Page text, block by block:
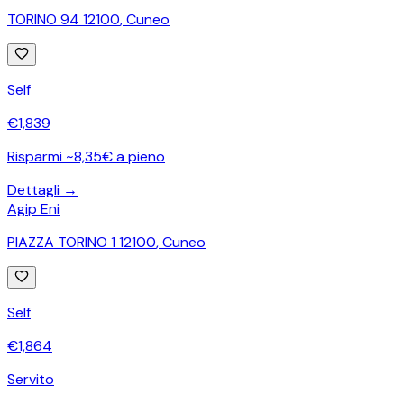
TORINO 94 12100,Cuneo
Self
€1,839
Risparmi ~8,35€ a pieno
Dettagli →
Agip Eni
PIAZZA TORINO 1 12100,Cuneo
Self
€1,864
Servito